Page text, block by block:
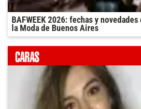
BAFWEEK 2026: fechas y novedades
la Moda de Buenos Aires